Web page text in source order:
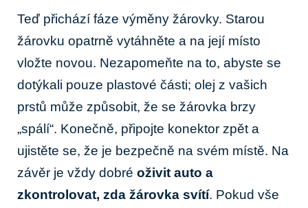
Teď přichází fáze výměny žárovky. Starou
žárovku opatrně vytáhněte a na její místo
vložte novou. Nezapomeňte na to, abyste se
dotýkali pouze plastové části; olej z vašich
prstů může způsobit, že se žárovka brzy
„spálí“. Konečně, připojte konektor zpět a
ujistěte se, že je bezpečně na svém místě. Na
závěr je vždy dobré oživit auto a
zkontrolovat, zda žárovka svítí. Pokud vše